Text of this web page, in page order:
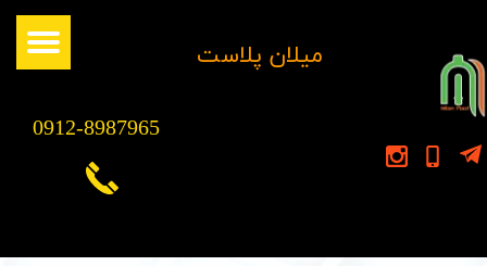
​میلان پلاست
0912-8987965